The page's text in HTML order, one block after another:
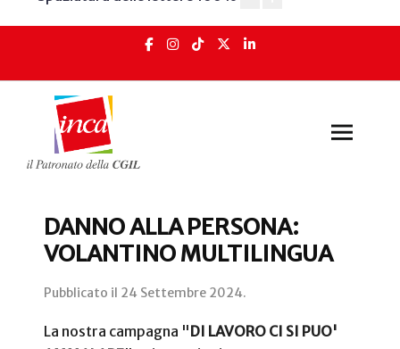
DANNO ALLA PERSONA:
VOLANTINO MULTILINGUA
Pubblicato il 24 Settembre 2024.
La nostra campagna "DI LAVORO CI SI PUO'